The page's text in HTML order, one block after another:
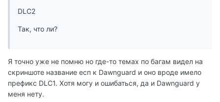
DLC2
Так, что ли?
Я точно уже не помню но где-то темах по багам видел на
скриншоте название есп к Dawnguard и оно вроде имело
префикс DLC1. Хотя могу и ошибаться, да и Dawnguard у
меня нету.